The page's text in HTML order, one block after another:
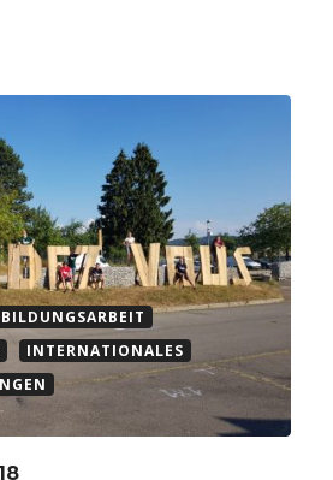
BILDUNGSARBEIT
INTERNATIONALES